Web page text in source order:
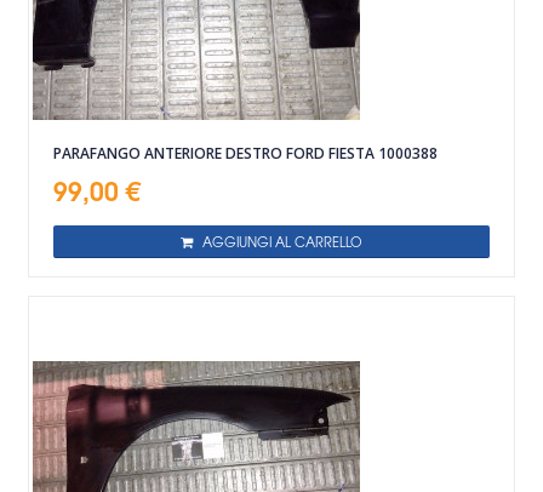
PARAFANGO ANTERIORE DESTRO FORD FIESTA 1000388
99,00 €
AGGIUNGI AL CARRELLO